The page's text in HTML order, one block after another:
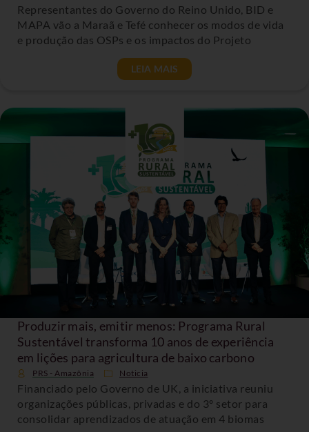
Representantes do Governo do Reino Unido, BID e
MAPA vão a Maraã e Tefé conhecer os modos de vida
e produção das OSPs e os impactos do Projeto
LEIA MAIS
Produzir mais, emitir menos: Programa Rural
Sustentável transforma 10 anos de experiência
em lições para agricultura de baixo carbono
PRS - Amazônia Noticia
Financiado pelo Governo de UK, a iniciativa reuniu
organizações públicas, privadas e do 3º setor para
consolidar aprendizados de atuação em 4 biomas